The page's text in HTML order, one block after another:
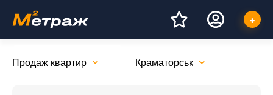
Продаж квартир Краматорськ